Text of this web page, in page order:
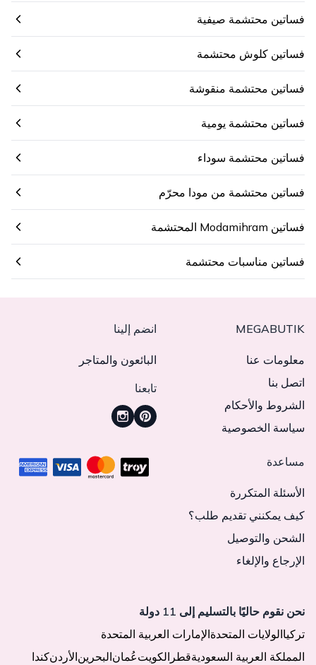
فساتين محتشمة صيفية
فساتين كلوش محتشمة
فساتين محتشمة منقوشة
فساتين محتشمة يومية
فساتين محتشمة سوداء
فساتين محتشمة من مودا محرّم
فساتين Modamihram المحتشمة
فساتين مناسبات محتشمة
MEGABUTIK
معلومات عنا
اتصل بنا
الشروط والأحكام
سياسة الخصوصية
انضم إلينا
البائعون والمتاجر
تابعنا
مساعدة
الأسئلة المتكررة
كيف يمكنني تقديم طلب؟
الشحن والتوصيل
الإرجاع والإلغاء
نحن نقوم حاليًا بالتسليم إلى 11 دولة
تركياالولايات المتحدةالإمارات العربية المتحدة
المملكة العربية السعوديةقطر الكويتعُمانالبحرينالأردنكندا